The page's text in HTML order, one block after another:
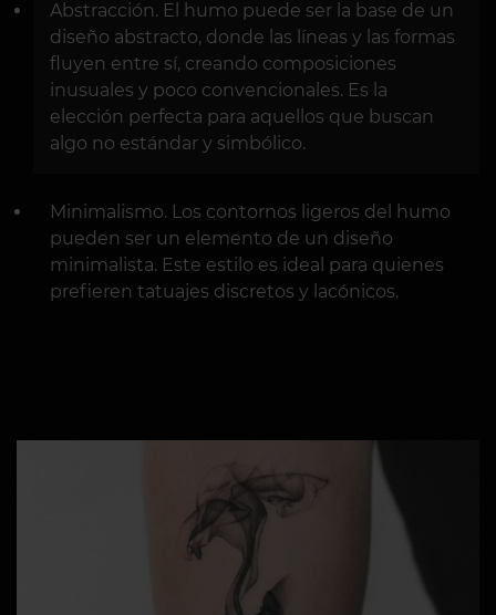
Abstracción. El humo puede ser la base de un
diseño abstracto, donde las líneas y las formas
fluyen entre sí, creando composiciones
inusuales y poco convencionales. Es la
elección perfecta para aquellos que buscan
algo no estándar y simbólico.
Minimalismo. Los contornos ligeros del humo
pueden ser un elemento de un diseño
minimalista. Este estilo es ideal para quienes
prefieren tatuajes discretos y lacónicos.